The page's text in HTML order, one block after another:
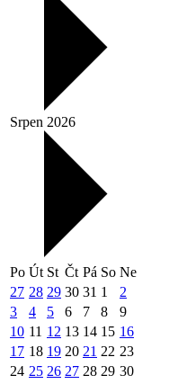
Srpen 2026
Po Út St Čt Pá So Ne
27 28 29 30 31 1
2
3
4 5 6 7 8
9
10 11 12 13 14 15 16
17 18 19 20 21 22 23
24 25 26 27 28 29 30